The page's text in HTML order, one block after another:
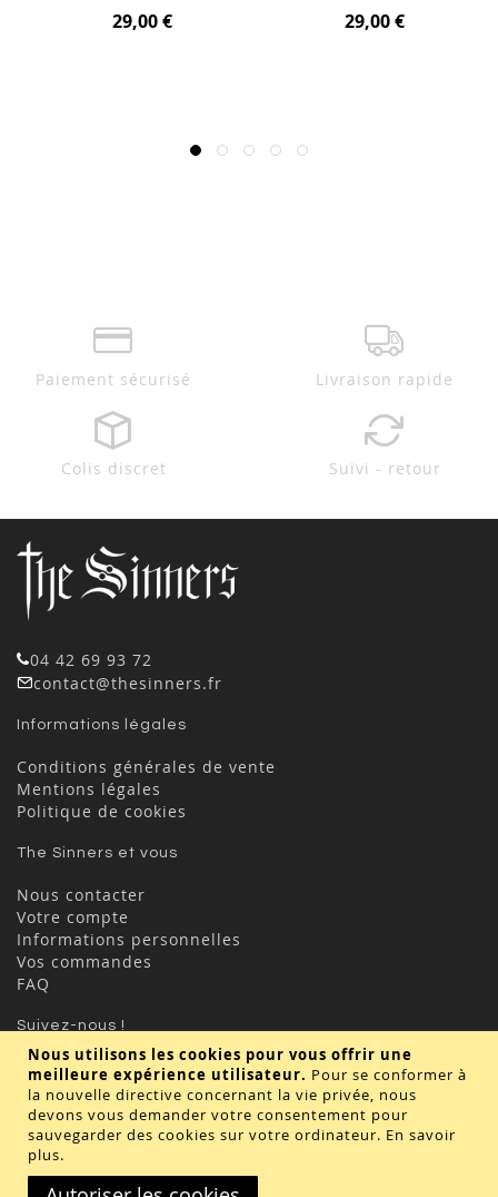
Nous utilisons les cookies pour vous offrir une
meilleure expérience utilisateur. Pour se conformer à
la nouvelle directive concernant la vie privée, nous
devons vous demander votre consentement pour
sauvegarder des cookies sur votre ordinateur. En savoir
plus.
29,00 € 29,00 €
Paiement sécurisé Livraison rapide
Colis discret Suivi - retour
04 42 69 93 72
contact@thesinners.fr
Informations légales
Conditions générales de vente
Mentions légales
Politique de cookies
The Sinners et vous
Nous contacter
Votre compte
Informations personnelles
Vos commandes
FAQ
Suivez-nous !
Valider